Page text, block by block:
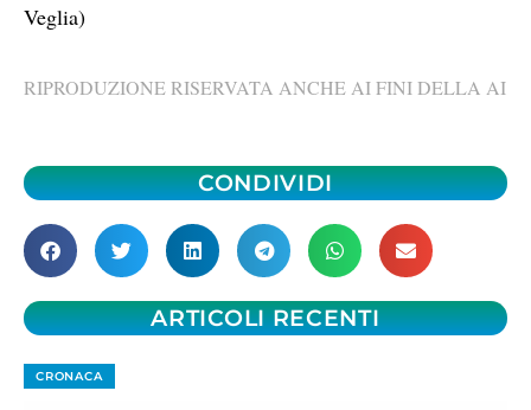
Veglia)
RIPRODUZIONE RISERVATA ANCHE AI FINI DELLA AI
CONDIVIDI
ARTICOLI RECENTI
CRONACA